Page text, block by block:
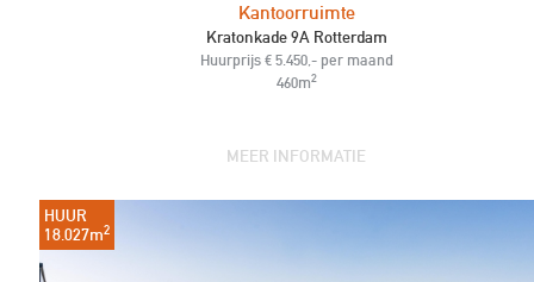
Kantoorruimte
Kratonkade 9A Rotterdam
Huurprijs € 5.450,- per maand
460m2
MEER INFORMATIE
HUUR
18.027m2